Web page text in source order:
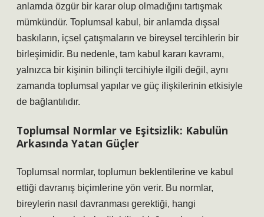
anlamda özgür bir karar olup olmadığını tartışmak
mümkündür. Toplumsal kabul, bir anlamda dışsal
baskıların, içsel çatışmaların ve bireysel tercihlerin bir
birleşimidir. Bu nedenle, tam kabul kararı kavramı,
yalnızca bir kişinin bilinçli tercihiyle ilgili değil, aynı
zamanda toplumsal yapılar ve güç ilişkilerinin etkisiyle
de bağlantılıdır.
Toplumsal Normlar ve Eşitsizlik: Kabulün
Arkasında Yatan Güçler
Toplumsal normlar, toplumun beklentilerine ve kabul
ettiği davranış biçimlerine yön verir. Bu normlar,
bireylerin nasıl davranması gerektiği, hangi